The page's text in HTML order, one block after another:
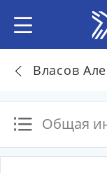
Власов
Общая